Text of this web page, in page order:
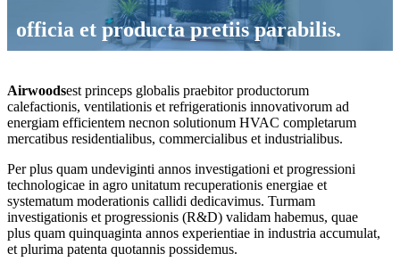
officia et producta pretiis parabilis.
Airwoodsest princeps globalis praebitor productorum
calefactionis, ventilationis et refrigerationis innovativorum ad
energiam efficientem necnon solutionum HVAC completarum
mercatibus residentialibus, commercialibus et industrialibus.
Per plus quam undeviginti annos investigationi et progressioni
technologicae in agro unitatum recuperationis energiae et
systematum moderationis callidi dedicavimus. Turmam
investigationis et progressionis (R&D) validam habemus, quae
plus quam quinquaginta annos experientiae in industria accumulat,
et plurima patenta quotannis possidemus.